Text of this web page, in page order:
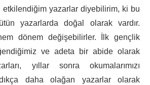
etkilendiğim yazarlar diyebilirim, ki bu
yazarlarda doğal olarak vardır.
dönem değişebilirler. İlk gençlik
ve adeta bir abide olarak
yıllar sonra okumalarımızı
daha olağan yazarlar olarak